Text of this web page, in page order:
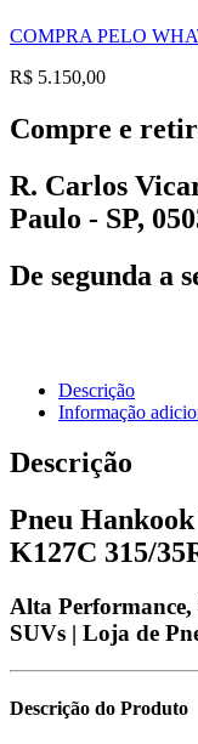
COMPRA PELO
R$ 5.150,00
Compre e
R. Carlos
Paulo - SP,
De segunda a
Descrição
Informação
Descrição
Pneu
K127C 315/
Alta Performance,
SUVs | Loja de
Descrição do Produto